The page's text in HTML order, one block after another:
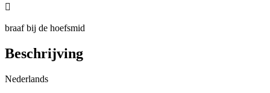

braaf bij de hoefsmid
Beschrijving
Nederlands